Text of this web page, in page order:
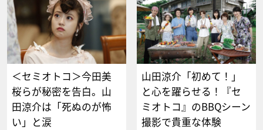
＜セミオトコ＞今田美
桜らが秘密を告白。山
田涼介は「死ぬのが怖
い」と涙
山田涼介「初めて！」
と心を躍らせる！『セ
ミオトコ』のBBQシーン
撮影で貴重な体験